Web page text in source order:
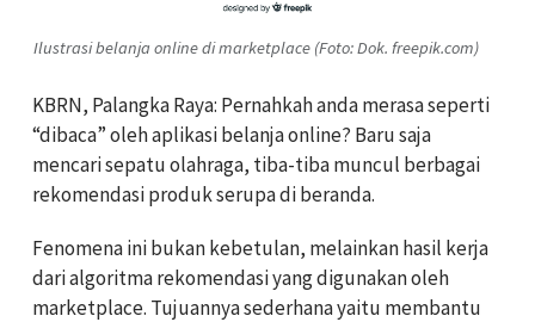
Ilustrasi belanja online di marketplace (Foto: Dok. freepik.com)
KBRN, Palangka Raya: Pernahkah anda merasa seperti
“dibaca” oleh aplikasi belanja online? Baru saja
mencari sepatu olahraga, tiba-tiba muncul berbagai
rekomendasi produk serupa di beranda.
Fenomena ini bukan kebetulan, melainkan hasil kerja
dari algoritma rekomendasi yang digunakan oleh
marketplace. Tujuannya sederhana yaitu membantu